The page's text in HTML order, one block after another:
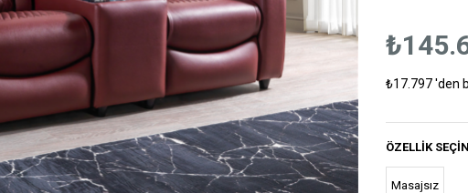
₺17.797'den
ÖZELLIK
Masajsız